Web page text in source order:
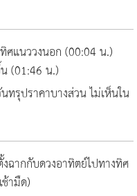
ศแนววงนอก (00:04 น.)
(01:46 น.)
ทรุปราคาบางส่วน ไม่เห็นใน
ฉากกับดวงอาทิตย์ไปทางทิศ
ามืด)